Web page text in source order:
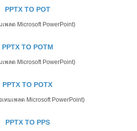
PPTX TO POT
เพลต Microsoft PowerPoint)
PPTX TO POTM
เพลต Microsoft PowerPoint)
PPTX TO POTX
เทมเพลต Microsoft PowerPoint)
PPTX TO PPS